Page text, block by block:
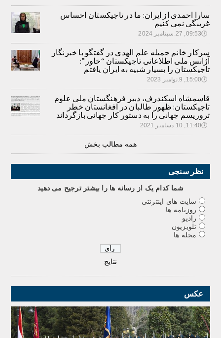
سارا احمدی از ایران: ما در تاجیکستان احساس
غریبگی نمی کنیم
🕔09:53, 27.سپتامبر 2024
سرکار خانم جمیله علم الهدی در گفتگو با خبرنگار
آژانس ملی اطلاعاتی تاجیکستان “خاور”:
تاجیکستان را بسیار شبیه به ایران یافتم
🕔15:00, 9.نوامبر 2023
قاسمشاه اسکندرف، دبیر فرهنگستان ملی علوم
تاجیکستان: ظهور طالبان در افغانستان خطر
تروریسم جهانی را به دستور کار جهانی بازگرداند
🕔11:40, 10.دسامبر 2021
همه مطالب بخش
نظر سنجی
شما کدام يک از رسانه ها را بيشتر ترجيح می دهيد
سایت های اینترنتی
روزنامه ها
رادیو
تلویزیون
مجله ها
نتایج
عکس